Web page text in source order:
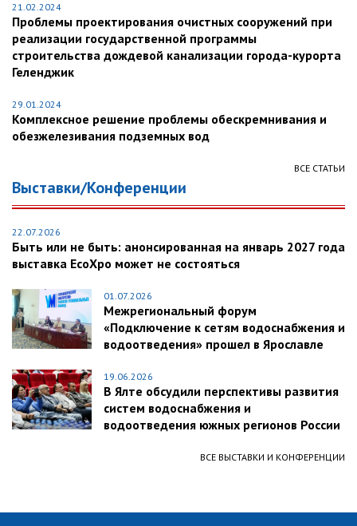
21.02.2024
Проблемы проектирования очистных сооружений при
реализации государственной программы
строительства дождевой канализации города-курорта
Геленджик
29.01.2024
Комплексное решение проблемы обескремнивания и
обезжелезивания подземных вод
ВСЕ СТАТЬИ
Выставки/Конференции
22.07.2026
Быть или не быть: анонсированная на январь 2027 года
выставка EcoXpo может не состояться
01.07.2026
Межрегиональный форум
«Подключение к сетям водоснабжения и
водоотведения» прошел в Ярославле
19.06.2026
В Ялте обсудили перспективы развития
систем водоснабжения и
водоотведения южных регионов России
ВСЕ ВЫСТАВКИ И КОНФЕРЕНЦИИ